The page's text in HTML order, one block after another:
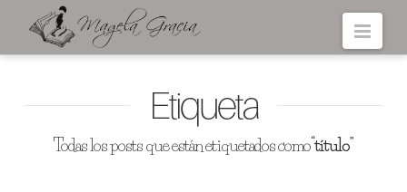
Etiqueta
Todas los posts que están etiquetados como“título”